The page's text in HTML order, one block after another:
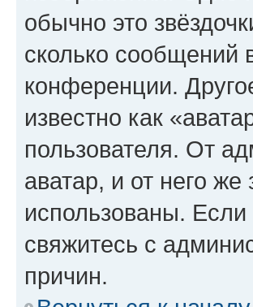
обычно это
сколько сообщений
конференции.
известно как
пользователя. От
аватар, и от него же
использованы.
свяжитесь с
причин.